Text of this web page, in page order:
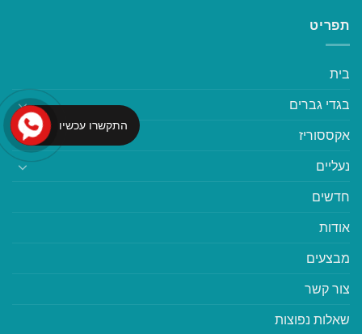
תפריט
בית
בגדי גברים
אקססוריז
נעליים
חדשים
אודות
מבצעים
צור קשר
שאלות נפוצות
התקשרו עכשיו